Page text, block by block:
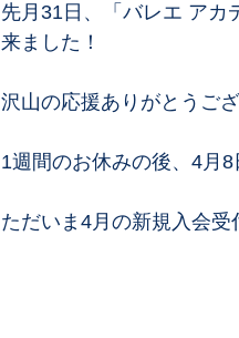
先月31日、「バレエ アカ
来ました！
沢山の応援ありがとうご
1週間のお休みの後、4月
ただいま4月の新規入会受